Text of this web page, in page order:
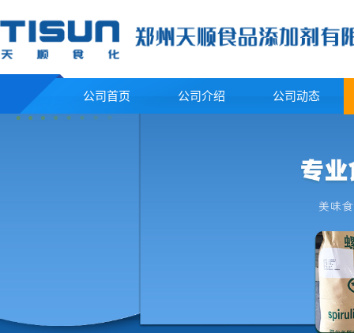
公司首页 公司介绍 公司动态